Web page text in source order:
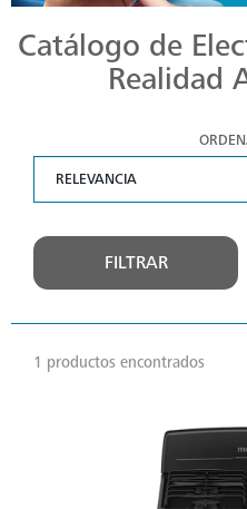
Catálogo de
Realidad
FILTRAR
1 productos encontrados